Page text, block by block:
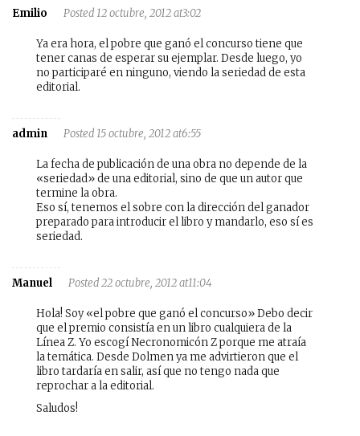
Emilio Posted 12 octubre, 2012 at3:02
Ya era hora, el pobre que ganó el concurso tiene que
tener canas de esperar su ejemplar. Desde luego, yo
no participaré en ninguno, viendo la seriedad de esta
editorial.
admin Posted 15 octubre, 2012 at6:55
La fecha de publicación de una obra no depende de la
«seriedad» de una editorial, sino de que un autor que
termine la obra.
Eso sí, tenemos el sobre con la dirección del ganador
preparado para introducir el libro y mandarlo, eso sí es
seriedad.
Manuel Posted 22 octubre, 2012 at11:04
Hola! Soy «el pobre que ganó el concurso» Debo decir
que el premio consistía en un libro cualquiera de la
Línea Z. Yo escogí Necronomicón Z porque me atraía
la temática. Desde Dolmen ya me advirtieron que el
libro tardaría en salir, así que no tengo nada que
reprochar a la editorial.
Saludos!